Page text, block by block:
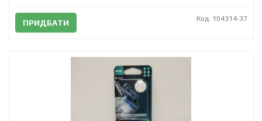
ПРИДБАТИ Код: 104314-37